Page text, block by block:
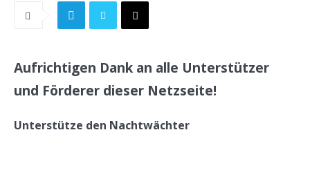
Aufrichtigen Dank an alle Unterstützer
und Förderer dieser Netzseite!
Unterstütze den Nachtwächter